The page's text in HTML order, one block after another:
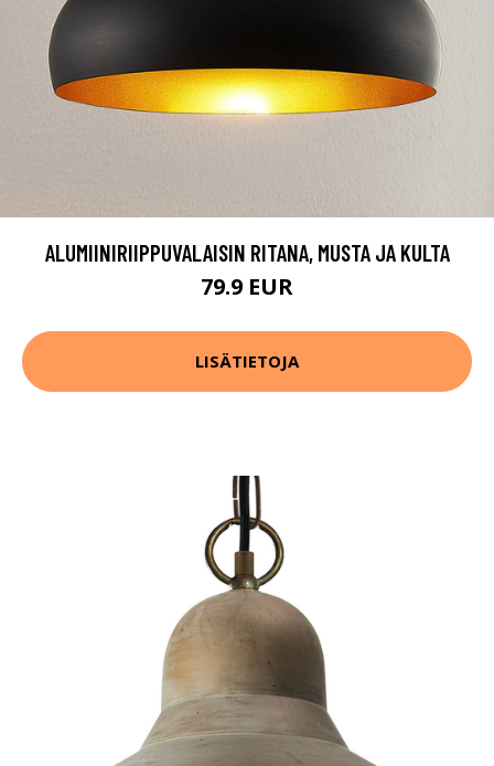
ALUMIINIRIIPPUVALAISIN RITANA, MUSTA JA KULTA
79.9 EUR
LISÄTIETOJA